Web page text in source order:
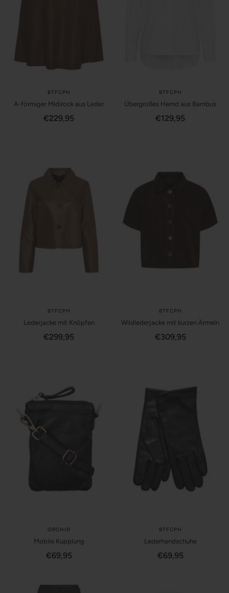
BTFCPH
A-förmiger Midirock aus Leder
Angebotspreis
€229,95
BTFCPH
Übergroßes Hemd aus Bambus
Angebotspreis
€129,95
BTFCPH
Lederjacke mit Knöpfen
Angebotspreis
€299,95
BTFCPH
Wildlederjacke mit kurzen Ärmeln
Angebotspreis
€309,95
ORCHID
Mobile Kupplung
Angebotspreis
€69,95
BTFCPH
Lederhandschuhe
Angebotspreis
€69,95